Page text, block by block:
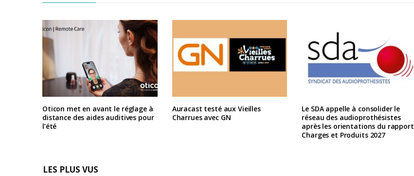
Oticon met en avant le réglage à
distance des aides auditives pour
l’été
Auracast testé aux Vieilles
Charrues avec GN
Le SDA appelle à consolider le
réseau des audioprothésistes
après les orientations du rapport
Charges et Produits 2027
LES PLUS VUS